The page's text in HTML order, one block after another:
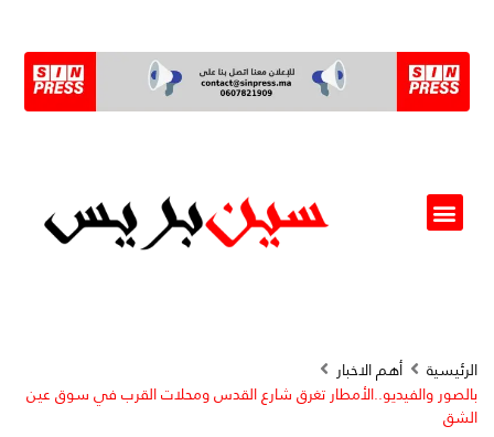
الرئيسية
أهم الاخبار
بالصور والفيديو..الأمطار تغرق شارع القدس ومحلات القرب في سوق عين
الشق